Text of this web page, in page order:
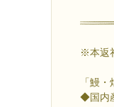
※本返
「鰻
◆国内